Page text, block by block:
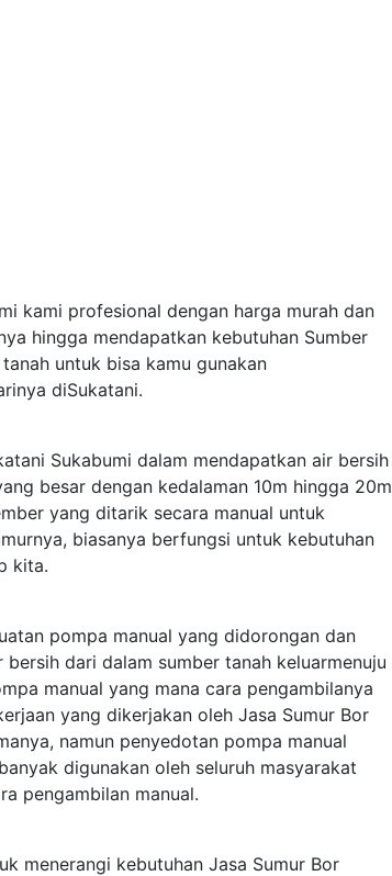
kami profesional dengan harga murah dan
hingga mendapatkan kebutuhan Sumber
untuk bisa kamu gunakan
diSukatani.
Sukabumi dalam mendapatkan air bersih
besar dengan kedalaman 10m hingga 20m
yang ditarik secara manual untuk
biasanya berfungsi untuk kebutuhan
kita.
pompa manual yang didorongan dan
dari dalam sumber tanah keluarmenuju
manual yang mana cara pengambilanya
yang dikerjakan oleh Jasa Sumur Bor
namun penyedotan pompa manual
digunakan oleh seluruh masyarakat
pengambilan manual.
menerangi kebutuhan Jasa Sumur Bor